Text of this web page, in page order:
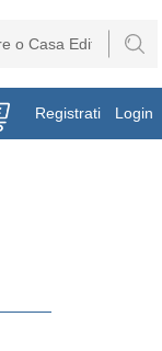
Registrati Login